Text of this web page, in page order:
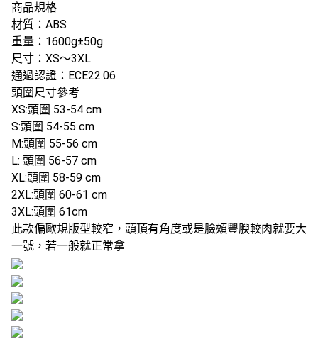
商品規格
材質：ABS
重量：1600g±50g
尺寸：XS～3XL
通過認證：ECE22.06
頭圍尺寸參考
XS:頭圍 53-54 cm
S:頭圍 54-55 cm
M:頭圍 55-56 cm
L: 頭圍 56-57 cm
XL:頭圍 58-59 cm
2XL:頭圍 60-61 cm
3XL:頭圍 61cm
此款偏歐規版型較窄，頭頂有角度或是臉頰豐腴較肉就要大
一號，若一般就正常拿